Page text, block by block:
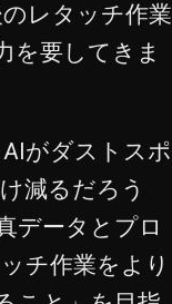
レタッチ作業
を要してきま
がダストスポ
減るだろう
データとプロ
チ作業をより